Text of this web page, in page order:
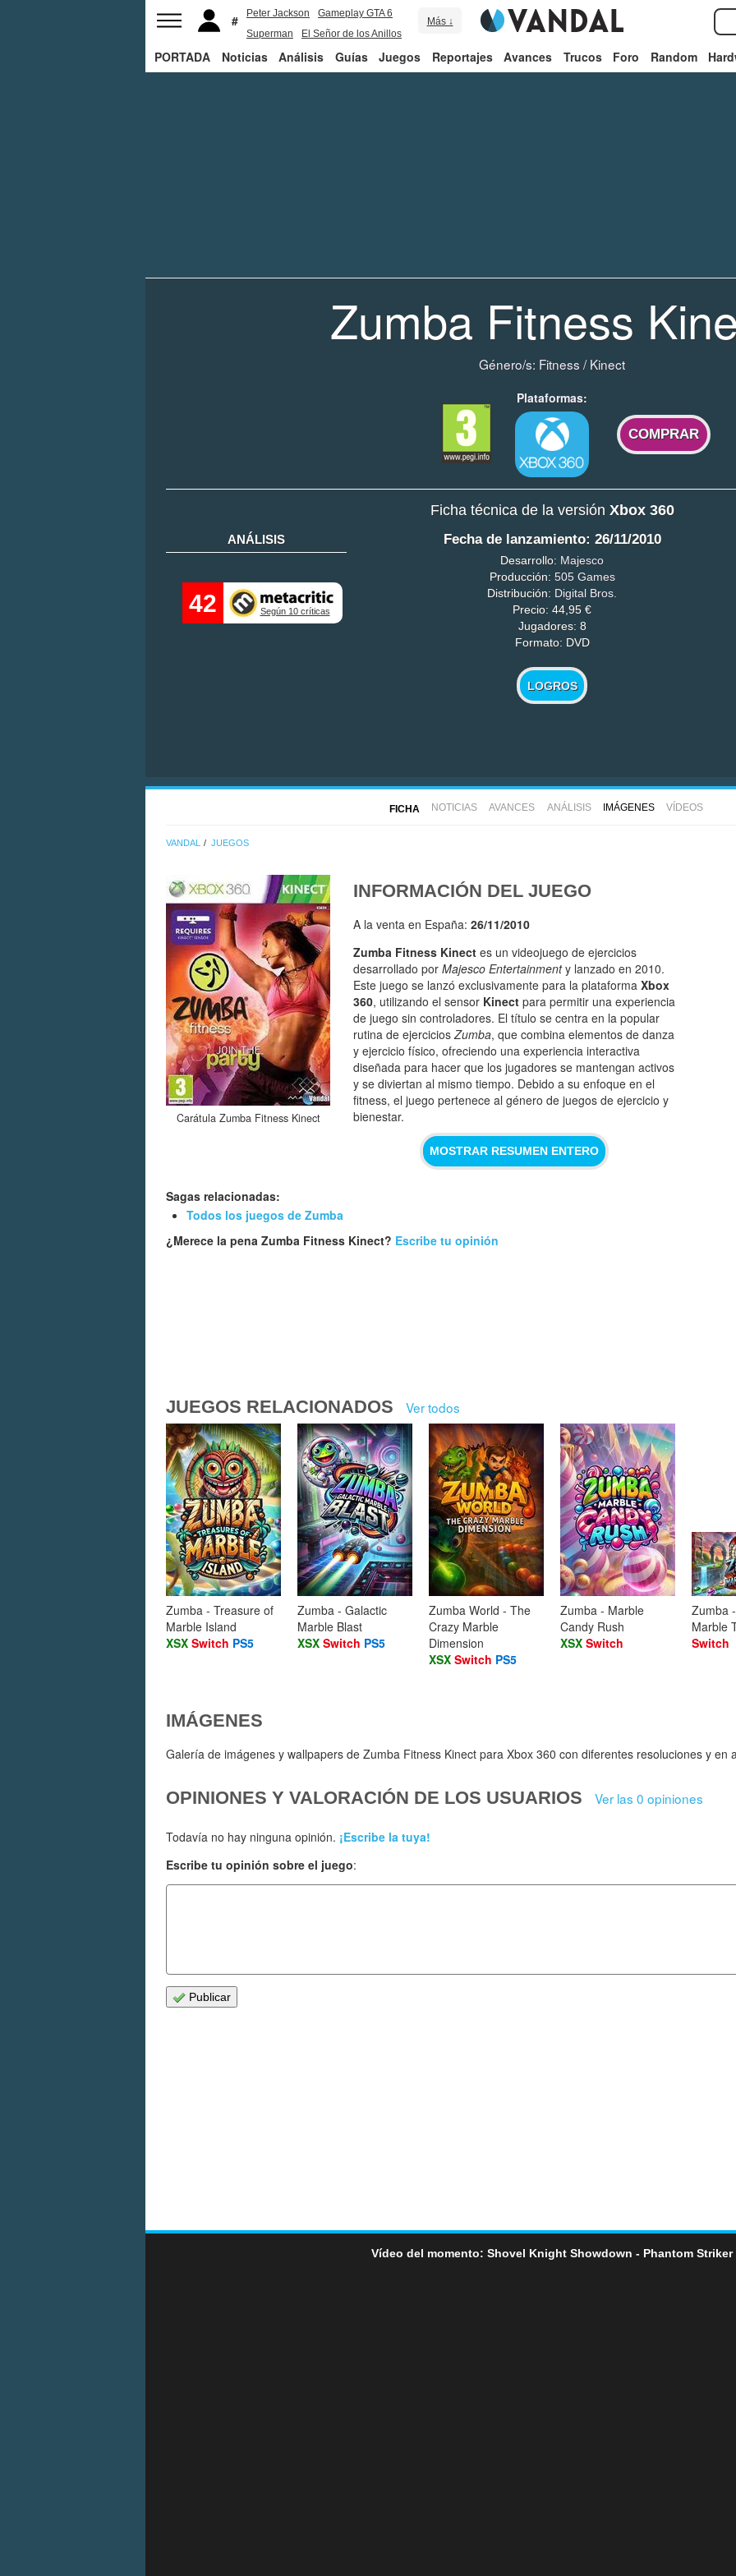
Peter Jackson
Gameplay GTA 6
Superman
El Señor de los Anillos
Más ↓
PORTADA Noticias Análisis Guías Juegos Reportajes Avances Trucos Foro Random
Zumba Fitness
Género/s: Fitness/Kinect
Plataformas:
COMPRAR
Ficha técnica de la versión Xbox 360
ANÁLISIS
42 Según 10 críticas
Fecha de lanzamiento: 26/11/2010
Desarrollo: Majesco
Producción: 505 Games
Distribución: Digital Bros.
Precio: 44,95 €
Jugadores: 8
Formato: DVD
LOGROS
FICHA NOTICIAS AVANCES ANÁLISIS IMÁGENES VÍDEOS
VANDAL JUEGOS
Carátula Zumba Fitness Kinect
INFORMACIÓN DEL JUEGO
A la venta en España: 26/11/2010
Zumba Fitness Kinect es un videojuego de ejercicios
desarrollado por Majesco Entertainmenty lanzado en 2010.
Este juego se lanzó exclusivamente para la plataforma Xbox
360, utilizando el sensor Kinect para permitir una experiencia
de juego sin controladores. El título se centra en la popular
rutina de ejerciciosZumba, que combina elementos de danza
y ejercicio físico, ofreciendo una experiencia interactiva
diseñada para hacer que los jugadores se mantengan activos
y se diviertan al mismo tiempo. Debido a su enfoque en el
fitness, el juego pertenece al género de juegos de ejercicio y
bienestar.
MOSTRAR RESUMEN ENTERO
Sagas relacionadas:
Todos los juegos de Zumba
¿Merece la pena Zumba Fitness Kinect? Escribe tu opinión
JUEGOS RELACIONADOS Ver todos
Zumba - Treasure of
Marble Island
XSX Switch PS5
Zumba - Galactic
Marble Blast
XSX Switch PS5
Zumba World - The
Crazy Marble
Dimension
XSX Switch PS5
Zumba - Marble
Candy Rush
XSX Switch
Zumba
Marble
Switch
IMÁGENES
Galería de imágenes y wallpapers de Zumba Fitness Kinect para Xbox 360 con diferentes resoluciones y en
OPINIONES Y VALORACIÓN DE LOS USUARIOS Ver las 0 opiniones
Todavía no hay ninguna opinión. ¡Escribe la tuya!
Escribe tu opinión sobre el juego:
Publicar
Vídeo del momento: Shovel Knight Showdown - Phantom Striker